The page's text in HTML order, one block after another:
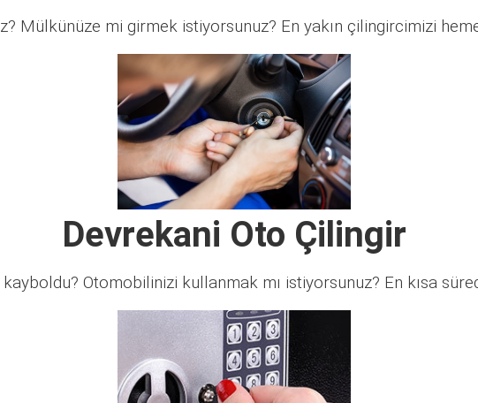
Mülkünüze mi girmek istiyorsunuz? En yakın çilingircimizi
Devrekani Oto Çilingir
Otomobilinizi kullanmak mı istiyorsunuz? En kısa